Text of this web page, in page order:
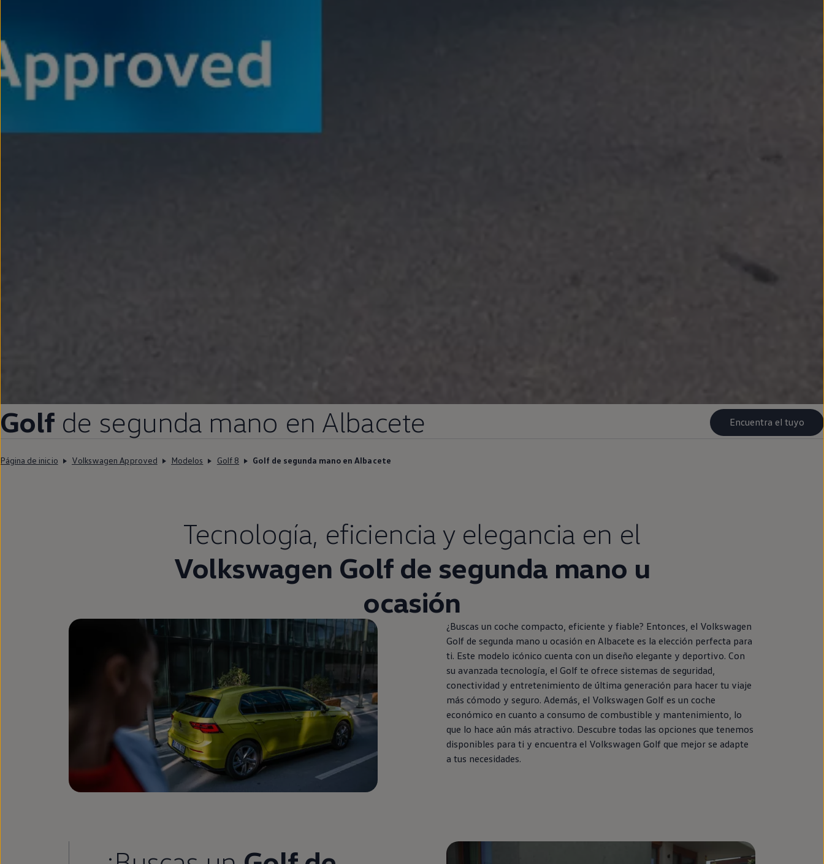
Golf de segunda mano en Albacete Encuentra el tuyo
Página de inicio Volkswagen Approved Modelos Golf 8 Golf de segunda mano en Albacete
Tecnología, eficiencia y elegancia en el
Volkswagen Golfde segunda mano u
ocasión
¿Buscas un coche compacto, eficiente y fiable? Entonces, el Volkswagen
Golfde segunda mano u ocasión en Albacete es la elección perfecta para
ti. Este modelo icónico cuenta con un diseño elegante y deportivo. Con
su avanzada tecnología, el Golfte ofrece sistemas de seguridad,
conectividad y entretenimiento de última generación para hacer tu viaje
más cómodo y seguro. Además, el Volkswagen Golfes un coche
económico en cuanto a consumo de combustible y mantenimiento, lo
que lo hace aún más atractivo. Descubre todas las opciones que tenemos
disponibles para ti y encuentra el Volkswagen Golfque mejor se adapte
a tus necesidades.